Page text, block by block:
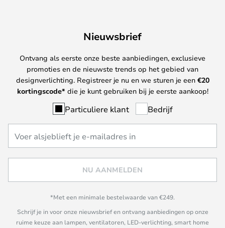
Nieuwsbrief
Ontvang als eerste onze beste aanbiedingen, exclusieve
promoties en de nieuwste trends op het gebied van
designverlichting. Registreer je nu en we sturen je een €20
kortingscode* die je kunt gebruiken bij je eerste aankoop!
Particuliere klant Bedrijf
NU AANMELDEN
*Met een minimale bestelwaarde van €249.
Schrijf je in voor onze nieuwsbrief en ontvang aanbiedingen op onze
ruime keuze aan lampen, ventilatoren, LED-verlichting, smart home